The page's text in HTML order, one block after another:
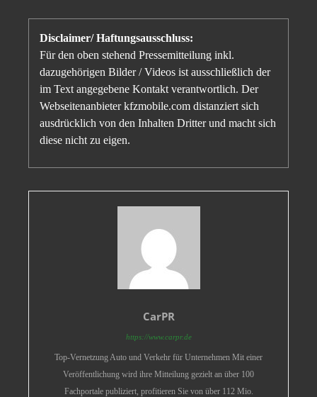
Disclaimer/ Haftungsausschluss:
Für den oben stehend Pressemitteilung inkl.
dazugehörigen Bilder / Videos ist ausschließlich der
im Text angegebene Kontakt verantwortlich. Der
Webseitenanbieter kfzmobile.com distanziert sich
ausdrücklich von den Inhalten Dritter und macht sich
diese nicht zu eigen.
CarPR
https://www.carpr.de
Top-Vernetzung Auto und Verkehr für Unternehmen Mit einer
Veröffentlichung wird ihre Mitteilung gezielt an über 100
Fachportale publiziert, profitieren Sie von über 112 Mio.